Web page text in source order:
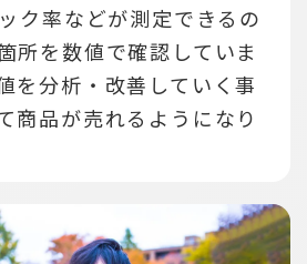
ク率などが測定できるの
所を数値で確認していま
を分析・改善していく事
商品が売れるようになり